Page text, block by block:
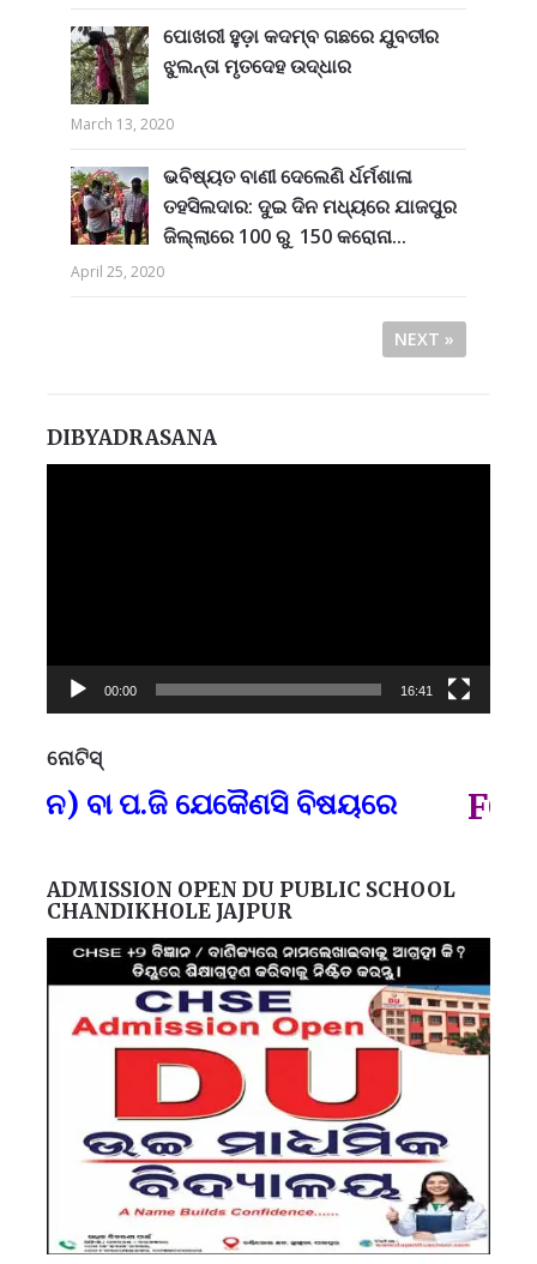
ପୋଖରୀ ହୁଡ଼ା କଦମ୍ବ ଗଛରେ ଯୁବତୀର
ଝୁଲନ୍ତା ମୃତଦେହ ଉଦ୍ଧାର
March 13, 2020
ଭବିଷ୍ୟତ ବାଣୀ ଦେଲେଣି ର୍ଧର୍ମଶାଳା
ତହସିଲଦାର: ଦୁଇ ଦିନ ମଧ୍ୟରେ ଯାଜପୁର
ଜିଲ୍ଲାରେ 100 ରୁ 150 କରୋନା...
April 25, 2020
NEXT »
DIBYADRASANA
00:00 16:41
ନୋଟିସ୍
ବା ପ.ଜି ଯେକୈଣସି ବିଷୟରେ FOR
ADMISSION OPEN DU PUBLIC SCHOOL
CHANDIKHOLE JAJPUR